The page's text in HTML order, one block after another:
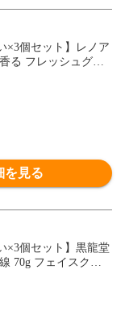
×3個セット】レノア
る フレッシュグリ
超特大サイズ 1335
を見る
×3個セット】黒龍堂
70g フェイスクリ